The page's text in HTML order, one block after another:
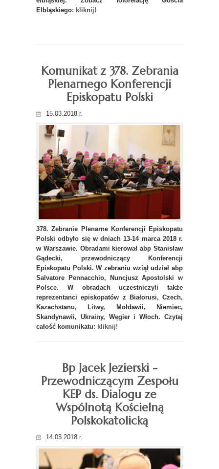
Elbląskiego: kliknij!
Komunikat z 378. Zebrania
Plenarnego Konferencji
Episkopatu Polski
15.03.2018 r.
378. Zebranie Plenarne Konferencji Episkopatu
Polski odbyło się w dniach 13-14 marca 2018 r.
w Warszawie. Obradami kierował abp Stanisław
Gądecki, przewodniczący Konferencji
Episkopatu Polski. W zebraniu wziął udział abp
Salvatore Pennacchio, Nuncjusz Apostolski w
Polsce. W obradach uczestniczyli także
reprezentanci episkopatów z Białorusi, Czech,
Kazachstanu, Litwy, Mołdawii, Niemiec,
Skandynawii, Ukrainy, Węgier i Włoch. Czytaj
całość komunikatu: kliknij!
Bp Jacek Jezierski -
Przewodniczącym Zespołu
KEP ds. Dialogu ze
Wspólnotą Kościelną
Polskokatolicką
14.03.2018 r.